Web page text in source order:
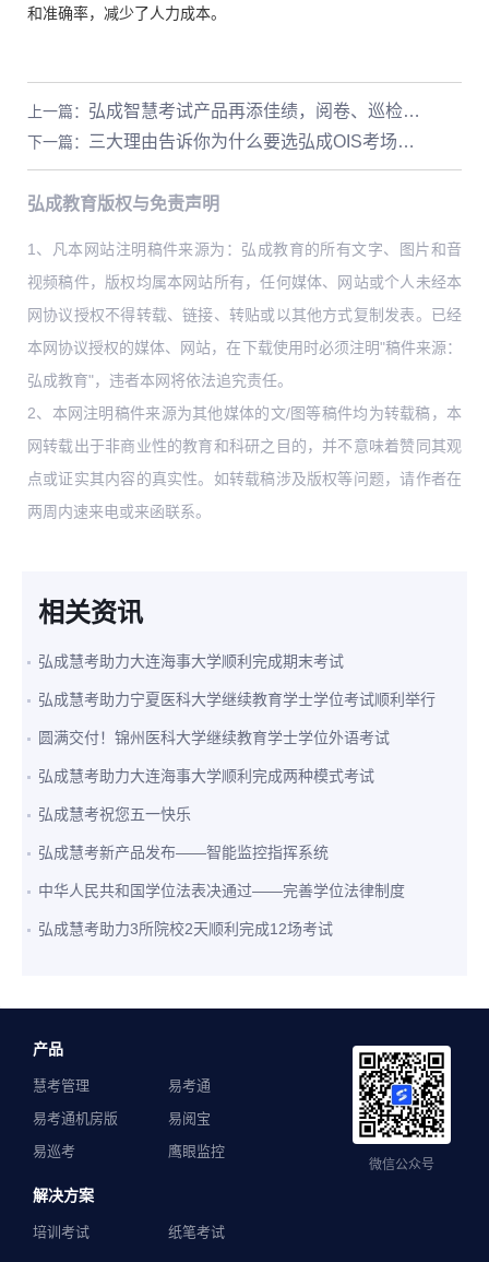
和准确率，减少了人力成本。
上一篇： 弘成智慧考试产品再添佳绩，阅卷、巡检系统好评如潮
下一篇： 三大理由告诉你为什么要选弘成OIS考场巡检系统
弘成教育版权与免责声明
1、凡本网站注明稿件来源为：弘成教育的所有文字、图片和音
视频稿件，版权均属本网站所有，任何媒体、网站或个人未经本
网协议授权不得转载、链接、转贴或以其他方式复制发表。已经
本网协议授权的媒体、网站，在下载使用时必须注明"稿件来源：
弘成教育"，违者本网将依法追究责任。
2、本网注明稿件来源为其他媒体的文/图等稿件均为转载稿，本
网转载出于非商业性的教育和科研之目的，并不意味着赞同其观
点或证实其内容的真实性。如转载稿涉及版权等问题，请作者在
两周内速来电或来函联系。
相关资讯
弘成慧考助力大连海事大学顺利完成期末考试
弘成慧考助力宁夏医科大学继续教育学士学位考试顺利举行
圆满交付！锦州医科大学继续教育学士学位外语考试
弘成慧考助力大连海事大学顺利完成两种模式考试
弘成慧考祝您五一快乐
弘成慧考新产品发布——智能监控指挥系统
中华人民共和国学位法表决通过——完善学位法律制度
弘成慧考助力3所院校2天顺利完成12场考试
产品
慧考管理
易考通
易考通机房版
易阅宝
易巡考
鹰眼监控
解决方案
培训考试 纸笔考试
微信公众号